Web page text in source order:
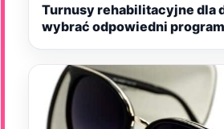
Turnusy rehabilitacyjne dla
wybrać odpowiedni